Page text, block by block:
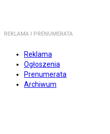
REKLAMA I PRENUMERATA
Reklama
Ogłoszenia
Prenumerata
Archiwum